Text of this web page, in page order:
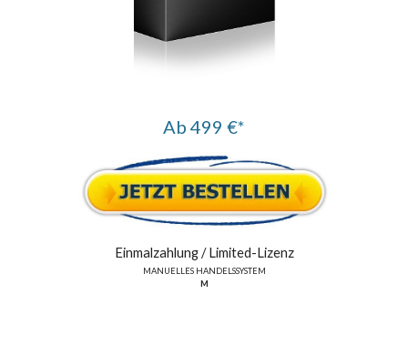
Ab 499 €*
Einmalzahlung /Limited-Lizenz
MANUELLES HANDELSSYSTEM
M